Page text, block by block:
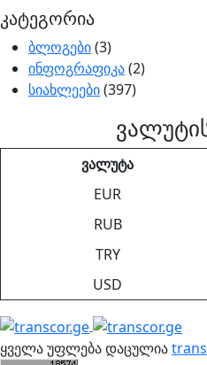
კატეგორია
ბლოგები(3)
ინფოგრაფიკა(2)
სიახლეები(397)
ვალუტა
EUR
RUB
TRY
USD
ყველა უფლება დაცულია